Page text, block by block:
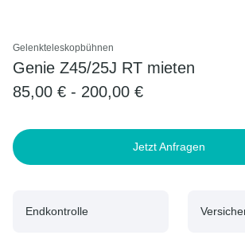
Gelenkteleskopbühnen
Genie Z45/25J RT mieten
85,00 € - 200,00 €
Jetzt Anfragen
Endkontrolle